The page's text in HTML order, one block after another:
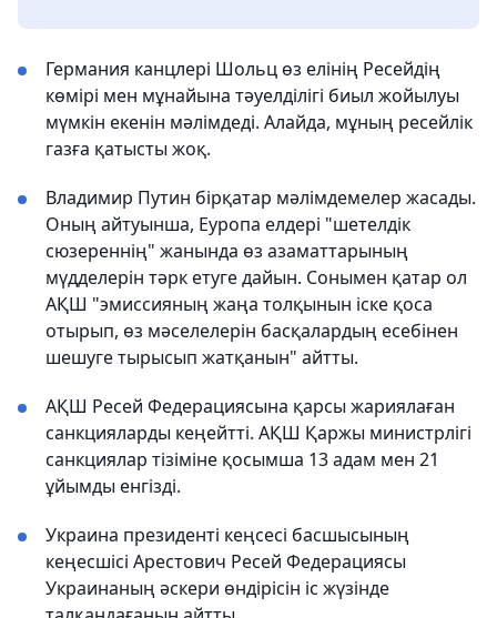
Германия канцлері Шольц өз елінің Ресейдің
көмірі мен мұнайына тәуелділігі биыл жойылуы
мүмкін екенін мәлімдеді. Алайда, мұның ресейлік
газға қатысты жоқ.
Владимир Путин бірқатар мәлімдемелер жасады.
Оның айтуынша, Еуропа елдері "шетелдік
сюзереннің" жанында өз азаматтарының
мүдделерін тәрк етуге дайын. Сонымен қатар ол
АҚШ "эмиссияның жаңа толқынын іске қоса
отырып, өз мәселелерін басқалардың есебінен
шешуге тырысып жатқанын" айтты.
АҚШ Ресей Федерациясына қарсы жариялаған
санкцияларды кеңейтті. АҚШ Қаржы министрлігі
санкциялар тізіміне қосымша 13 адам мен 21
ұйымды енгізді.
Украина президенті кеңсесі басшысының
кеңесшісі Арестович Ресей Федерациясы
Украинаның әскери өндірісін іс жүзінде